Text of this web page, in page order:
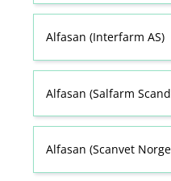
Alfasan (Interfarm AS)
Alfasan (Salfarm
Alfasan (Scanvet